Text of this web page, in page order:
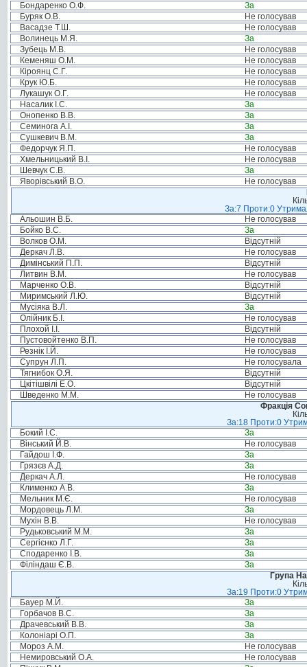
Бондаренко О.Ф.
За
Буряк О.В.
Не голосував
Васадзе Т.Ш.
Не голосував
Волинець М.Я.
За
Зубець М.В.
Не голосував
Кеменяш О.М.
Не голосував
Кіроянц С.Г.
Не голосував
Крук Ю.Б.
Не голосував
Лукашук О.Г.
Не голосував
Насалик І.С.
За
Онопенко В.В.
За
Семинога А.І.
За
Сушкевич В.М.
За
Федорчук Я.П.
Не голосував
Хмельницький В.І.
Не голосував
Шевчук С.В.
За
Яворівський В.О.
Не голосував
За:7 Проти:0
Альошин В.Б.
Не голосував
Бойко В.С.
За
Волков О.М.
Відсутній
Деркач Л.В.
Не голосував
Димінський П.П.
Відсутній
Литвин В.М.
Не голосував
Марченко О.В.
Відсутній
Миримський Л.Ю.
Відсутній
Мусіяка В.Л.
За
Олійник Б.І.
Не голосував
Плохой І.І.
Відсутній
Пустовойтенко В.П.
Не голосував
Резнік І.Й.
Не голосував
Супрун Л.П.
Не голосувала
Тягнибок О.Я.
Відсутній
Цкітішвілі Е.О.
Відсутній
Шведенко М.М.
Не голосував
Фракція
За:18 Проти:0
Бокий І.С.
За
Вінський Й.В.
Не голосував
Гайдош І.Ф.
За
Грязєв А.Д.
За
Деркач А.Л.
Не голосував
Клименко А.В.
За
Мельник М.Є.
Не голосував
Мордовець Л.М.
За
Мухін В.В.
Не голосував
Рудьковський М.М.
За
Сергієнко Л.Г.
За
Сподаренко І.В.
За
Філіндаш Є.В.
За
Група
За:19 Проти:0
Бауер М.Й.
За
Горбачов В.С.
За
Драчевський В.В.
За
Колоніарі О.П.
За
Мороз А.М.
Не голосував
Немировський О.А.
Не голосував